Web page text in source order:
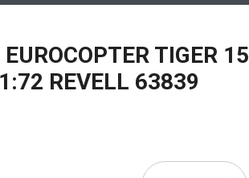
TIGER 15
REVELL 63839